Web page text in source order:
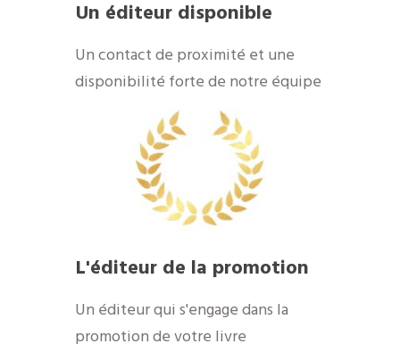
Un éditeur disponible
​Un contact de proximité et une
disponibilité forte de notre équipe
​L'éditeur de la promotion
​Un éditeur qui s'engage dans la
promotion de votre livre